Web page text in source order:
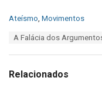
C
o
r
Ateísmo Movimentos
:
A Falácia dos
Relacionados